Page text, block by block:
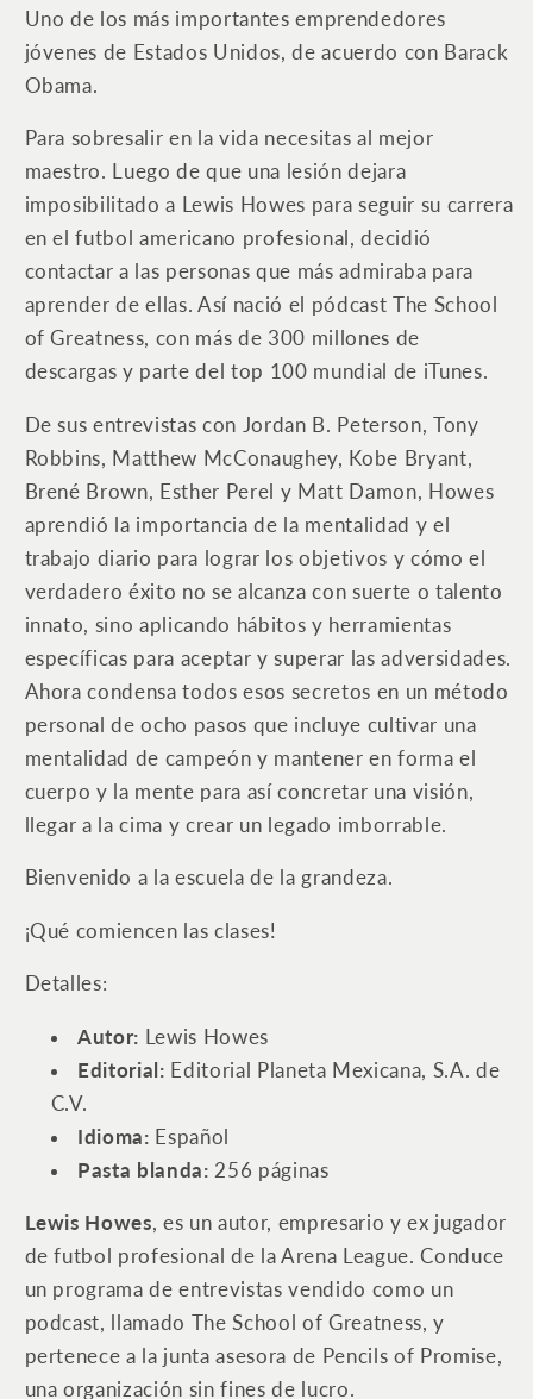
Uno de los más importantes emprendedores
jóvenes de Estados Unidos, de acuerdo con Barack
Obama.
Para sobresalir en la vida necesitas al mejor
maestro. Luego de que una lesión dejara
imposibilitado a Lewis Howes para seguir su carrera
en el futbol americano profesional, decidió
contactar a las personas que más admiraba para
aprender de ellas. Así nació el pódcast The School
of Greatness, con más de 300 millones de
descargas y parte del top 100 mundial de iTunes.
De sus entrevistas con Jordan B. Peterson, Tony
Robbins, Matthew McConaughey, Kobe Bryant,
Brené Brown, Esther Perel y Matt Damon, Howes
aprendió la importancia de la mentalidad y el
trabajo diario para lograr los objetivos y cómo el
verdadero éxito no se alcanza con suerte o talento
innato, sino aplicando hábitos y herramientas
específicas para aceptar y superar las adversidades.
Ahora condensa todos esos secretos en un método
personal de ocho pasos que incluye cultivar una
mentalidad de campeón y mantener en forma el
cuerpo y la mente para así concretar una visión,
llegar a la cima y crear un legado imborrable.
Bienvenido a la escuela de la grandeza.
¡Qué comiencen las clases!
Detalles:
Autor: Lewis Howes
Editorial: ‎ Editorial Planeta Mexicana, S.A. de
C.V.
Idioma: Español
Pasta blanda: ‎ 256 páginas
Lewis Howes, es un autor, empresario y ex jugador
de futbol profesional de la Arena League. Conduce
un programa de entrevistas vendido como un
podcast, llamado The School of Greatness, y
pertenece a la junta asesora de Pencils of Promise,
una organización sin fines de lucro.